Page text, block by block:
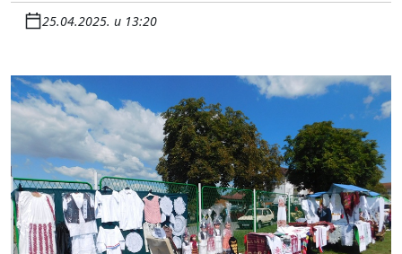
25.04.2025. u 13:20